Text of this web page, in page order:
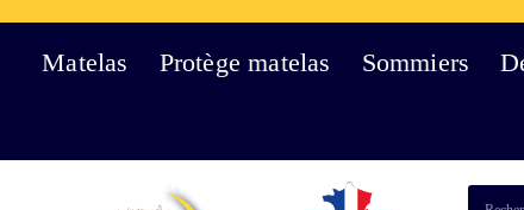
Matelas Protège matelas Sommiers